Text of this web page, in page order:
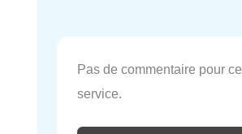
Pas de commentaire pour ce
service.